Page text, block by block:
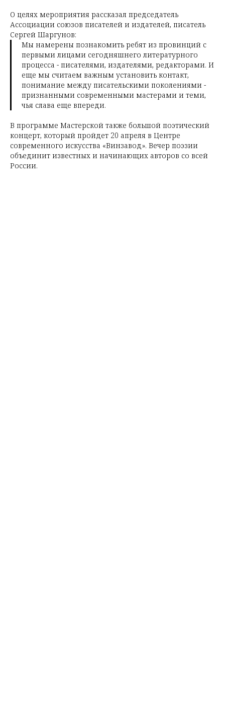
О целях мероприятия рассказал председатель
Ассоциации союзов писателей и издателей, писатель
Сергей Шаргунов:
Мы намерены познакомить ребят из провинций с
первыми лицами сегодняшнего литературного
процесса - писателями, издателями, редакторами. И
еще мы считаем важным установить контакт,
понимание между писательскими поколениями -
признанными современными мастерами и теми,
чья слава еще впереди.
В программе Мастерской также большой поэтический
концерт, который пройдет 20 апреля в Центре
современного искусства «Винзавод». Вечер поэзии
объединит известных и начинающих авторов со всей
России.